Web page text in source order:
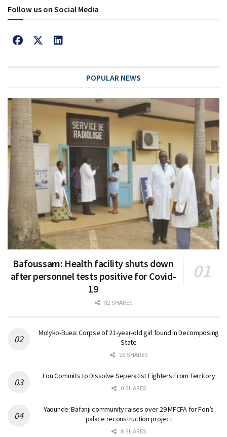
Follow us on Social Media
POPULAR NEWS
Bafoussam: Health facility shuts down
after personnel tests positive for Covid-
19
32 SHARES
Molyko-Buea: Corpse of 21-year-old girl found in Decomposing
State
26 SHARES
Fon Commits to Dissolve Seperatist Fighters From Territory
0 SHARES
Yaounde: Bafanji community raises over 29 MFCFA for Fon’s
palace reconstruction project
8 SHARES